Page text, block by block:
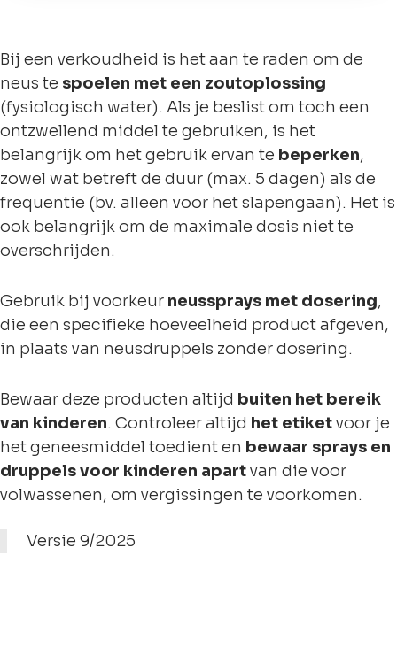
Bij een verkoudheid is het aan te raden om de
neus te spoelen met een zoutoplossing
(fysiologisch water). Als je beslist om toch een
ontzwellend middel te gebruiken, is het
belangrijk om het gebruik ervan te beperken,
zowel wat betreft de duur (max. 5 dagen) als de
frequentie (bv. alleen voor het slapengaan). Het is
ook belangrijk om de maximale dosis niet te
overschrijden.
Gebruik bij voorkeur neussprays met dosering,
die een specifieke hoeveelheid product afgeven,
in plaats van neusdruppels zonder dosering.
Bewaar deze producten altijd buiten het bereik
van kinderen. Controleer altijd het etiketvoor je
het geneesmiddel toedient en bewaar sprays en
druppels voor kinderen apartvan die voor
volwassenen, om vergissingen te voorkomen.
Versie 9/2025